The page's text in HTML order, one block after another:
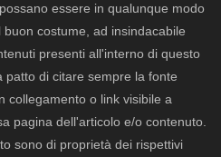
essere in qualunque modo
costume, ad insindacabile
presenti all'interno di questo
patto di citare sempre la fonte
collegamento o link visibile a
pagina dell'articolo e/o contenuto.
sono di proprietà dei rispettivi